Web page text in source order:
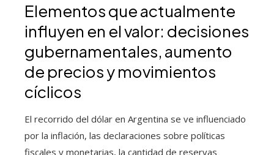
Elementos que actualmente
influyen en el valor: decisiones
gubernamentales, aumento
de precios y movimientos
cíclicos
El recorrido del dólar en Argentina se ve influenciado
por la inflación, las declaraciones sobre políticas
fiscales y monetarias, la cantidad de reservas